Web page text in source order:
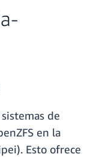
de
en la
Esto ofrece